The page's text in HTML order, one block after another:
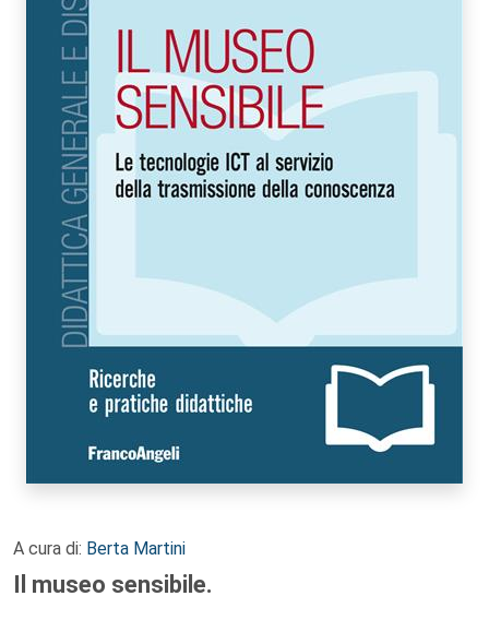
A cura di: Berta Martini
Il museo sensibile.